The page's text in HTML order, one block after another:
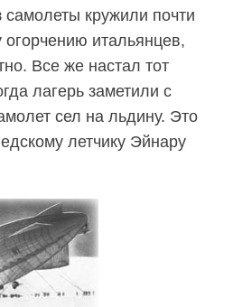
самолеты кружили почти
итальянцев,
Все же настал тот
лагерь заметили с
сел на льдину. Это
летчику Эйнару